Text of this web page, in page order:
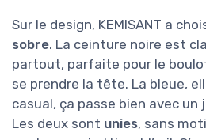
Sur le design, KEMISANT a
sobre. La ceinture noire est
partout, parfaite pour le
se prendre la tête. La bleue,
casual, ça passe bien avec un
Les deux sont unies, sans